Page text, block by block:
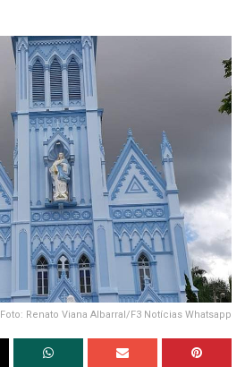
Foto: Renato Viana Albarral/F3 Notícias Whatsapp